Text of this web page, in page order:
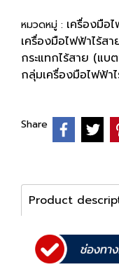
หมวดหมู่ : เครื่องมือ
เครื่องมือไฟฟ้าไร้ส
กระแทกไร้สาย (แบ
กลุ่มเครื่องมือไฟฟ้า
Share
Product